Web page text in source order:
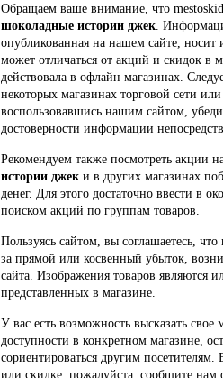
Обращаем ваше внимание, что
шоколадные истории джек.
опубликованная на нашем сайте, носит
может отличаться от акций и скидок в
действовала в офлайн магазинах.
некоторых магазинах торговой сети
воспользовавшись нашим сайтом,
достоверности информации
Рекомендуем также посмотреть акции
истории джек и в других магазинах
денег. Для этого достаточно ввести в
поиском акций по группам товаров.
Пользуясь сайтом, вы соглашаетесь,
за прямой или косвенный убыток,
сайта. Изображения товаров являются
представленных в магазине.
У вас есть возможность высказать
доступности в конкретном магазине,
сориентироваться другим
или скидке, пожалуйста, сообщите нам